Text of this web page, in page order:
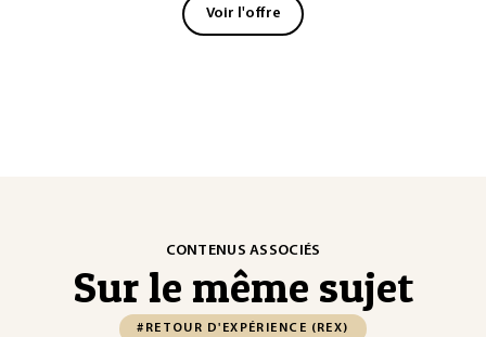
Voir l'offre
CONTENUS ASSOCIÉS
Sur le même sujet
#RETOUR D'EXPÉRIENCE (REX)